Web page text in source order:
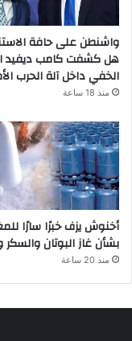
واشنطن على حافة
هل كشفت كامب ديفيد
الخفي داخل آلة الحرب
منذ 18 ساعة
أخنوش يزف خبرًا سارًا
بشأن غاز البوتان
منذ 20 ساعة